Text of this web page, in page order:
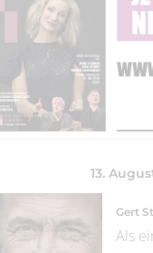
13.
Gert
Als